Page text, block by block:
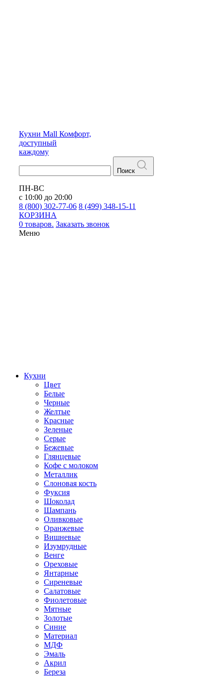
Кухни Mall Комфорт,
доступный
каждому
Поиск
ПН-ВС
с 10:00 до 20:00
8 (800) 302-77-06 8 (499) 348-15-11
КОРЗИНА
0 товаров. Заказать звонок
Меню
Кухни
Цвет
Белые
Черные
Желтые
Красные
Зеленые
Серые
Бежевые
Глянцевые
Кофе с молоком
Металлик
Слоновая кость
Фуксия
Шоколад
Шампань
Оливковые
Оранжевые
Вишневые
Изумрудные
Венге
Ореховые
Янтарные
Сиреневые
Салатовые
Фиолетовые
Мятные
Золотые
Синие
Материал
МДФ
Эмаль
Акрил
Береза